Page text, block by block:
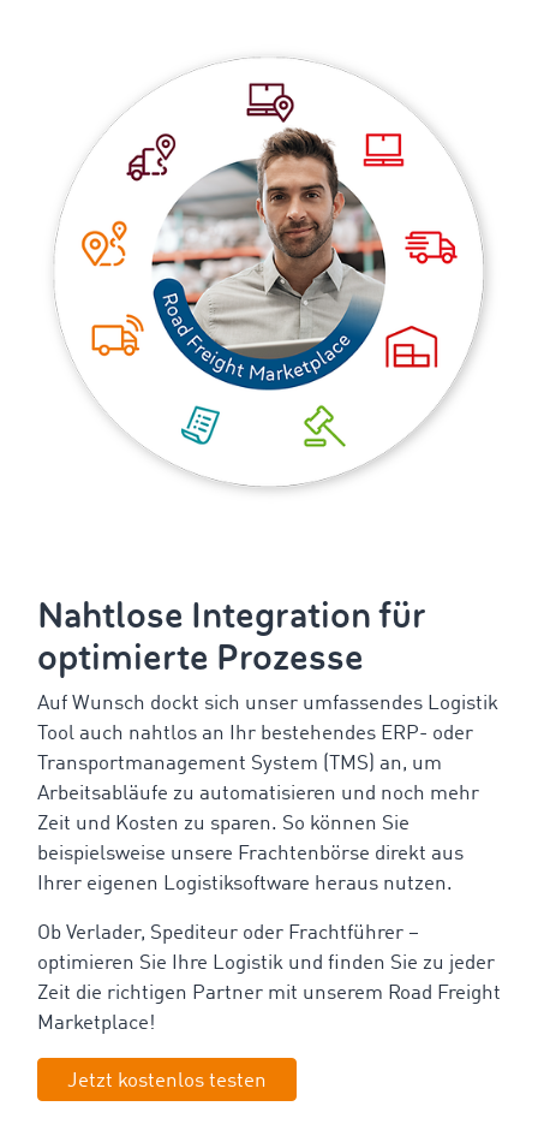
Nahtlose Integration für
optimierte Prozesse
Auf Wunsch dockt sich unser umfassendes Logistik
Tool auch nahtlos an Ihr bestehendes ERP- oder
Transportmanagement System (TMS) an, um
Arbeitsabläufe zu automatisieren und noch mehr
Zeit und Kosten zu sparen. So können Sie
beispielsweise unsere Frachtenbörse direkt aus
Ihrer eigenen Logistiksoftware heraus nutzen.
Ob Verlader, Spediteur oder Frachtführer –
optimieren Sie Ihre Logistik und finden Sie zu jeder
Zeit die richtigen Partner mit unserem Road Freight
Marketplace!
Jetzt kostenlos testen